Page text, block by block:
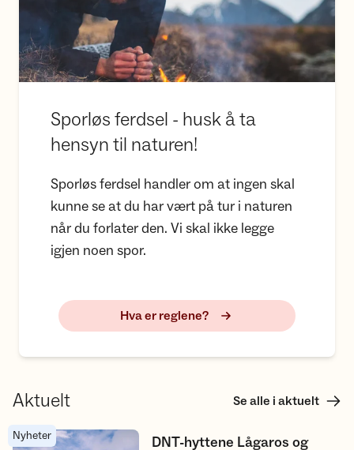
Sporløs ferdsel - husk å ta
hensyn til naturen!
Sporløs ferdsel handler om at ingen skal
kunne se at du har vært på tur i naturen
når du forlater den. Vi skal ikke legge
igjen noen spor.
Hva er reglene?
Aktuelt Se alle i aktuelt
DNT-hyttene Lågaros og Hadlaskard stenges av hensyn til
Nyheter
DNT-hyttene Lågaros og